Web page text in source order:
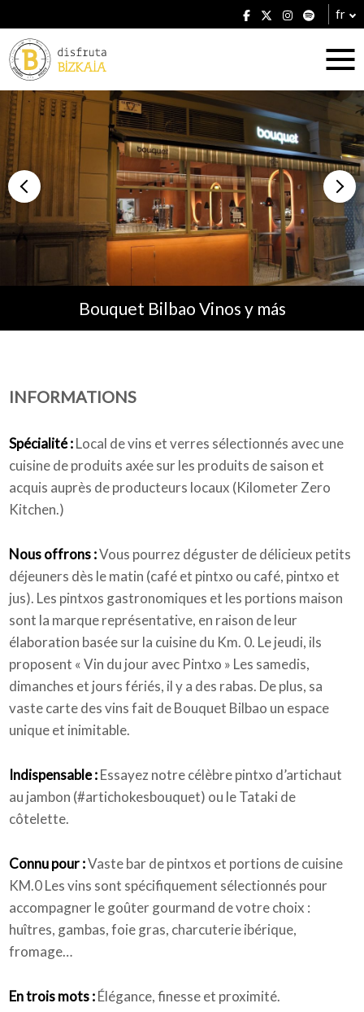
fr
Hébergement
Établissements
Plans
Bouquet Bilbao Vinos y más
INFORMATIONS
Spécialité :Local de vins et verres sélectionnés avec une
cuisine de produits axée sur les produits de saison et
acquis auprès de producteurs locaux (Kilometer Zero
Kitchen.)
Nous offrons :Vous pourrez déguster de délicieux petits
déjeuners dès le matin (café et pintxo ou café, pintxo et
jus). Les pintxos gastronomiques et les portions maison
sont la marque représentative, en raison de leur
élaboration basée sur la cuisine du Km. 0. Le jeudi, ils
proposent « Vin du jour avec Pintxo » Les samedis,
dimanches et jours fériés, il y a des rabas. De plus, sa
vaste carte des vins fait de Bouquet Bilbao un espace
unique et inimitable.
Indispensable :Essayez notre célèbre pintxo d’artichaut
au jambon (#artichokesbouquet) ou le Tataki de
côtelette.
Connu pour :Vaste bar de pintxos et portions de cuisine
KM.0 Les vins sont spécifiquement sélectionnés pour
accompagner le goûter gourmand de votre choix :
huîtres, gambas, foie gras, charcuterie ibérique,
fromage…
En trois mots :Élégance, finesse et proximité.